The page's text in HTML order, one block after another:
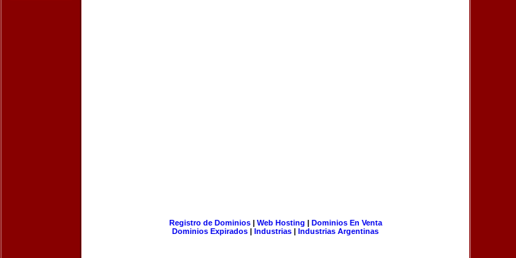
Registro de Dominios| Web Hosting | Dominios En Venta
Dominios Expirados | Industrias | Industrias Argentinas